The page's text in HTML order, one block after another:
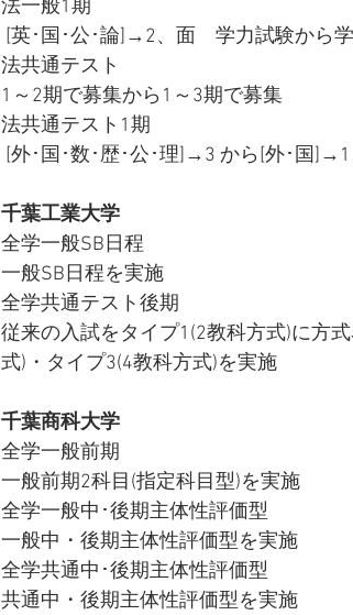
法一般1期
[英･国･公･論]→2、面　学力試験から
法共通テスト
1～2期で募集から1～3期で募集
法共通テスト1期
[外･国･数･歴･公･理]→3 から[外･国
千葉工業大学
全学一般SB日程
一般SB日程を実施
全学共通テスト後期
従来の入試をタイプ1(2教科方式)に方
式)・タイプ3(4教科方式)を実施
千葉商科大学
全学一般前期
一般前期2科目(指定科目型)を実施
全学一般中･後期主体性評価型
一般中・後期主体性評価型を実施
全学共通中･後期主体性評価型
共通中・後期主体性評価型を実施